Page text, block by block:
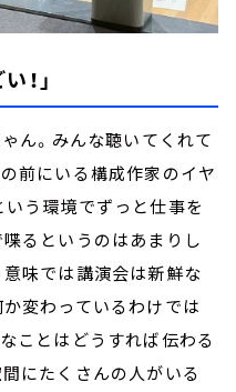
！」
ん。みんな聴いてくれて
前にいる構成作家のイヤ
う環境でずっと仕事を
るというのはあまりし
味では講演会は新鮮な
変わっているわけでは
ことはどうすれば伝わる
にたくさんの人がいる